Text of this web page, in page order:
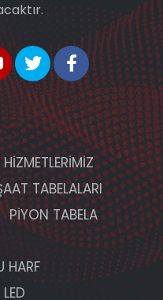
HİZMETLERİMİZ
TABELALARI
PIYON TABELA
HARF